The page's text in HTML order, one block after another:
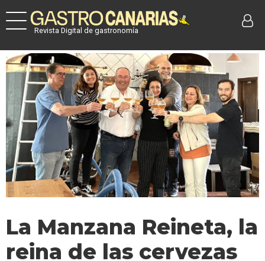
Revista Digital de gastronomía
La Manzana Reineta, la
reina de las cervezas